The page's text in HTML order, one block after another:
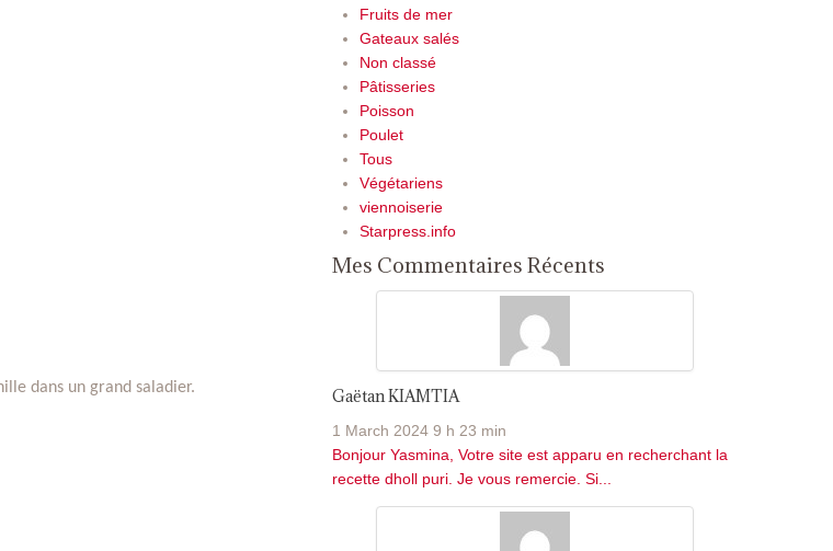
dans un grand saladier.
Fruits de mer
Gateaux salés
Non classé
Pâtisseries
Poisson
Poulet
Tous
Végétariens
viennoiserie
Starpress.info
Mes Commentaires Récents
Gaëtan KIAMTIA
1 March 2024 9 h 23 min
Bonjour Yasmina, Votre site est apparu en recherchant la
recette dholl puri. Je vous remercie. Si...